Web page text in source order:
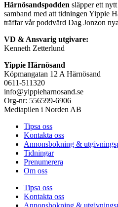
Härnösandspodden släpper ett
samband med att tidningen Yippie
träffar vår poddvärd Dag Jonzon
VD & Ansvarig utgivare:
Kenneth Zetterlund
Yippie Härnösand
Köpmangatan 12 A Härnösand
0611-511320
info@yippieharnosand.se
Org-nr: 556599-6906
Mediapilen i Norden AB
Tipsa oss
Kontakta oss
Annonsbokning &
Tidningar
Prenumerera
Om oss
Tipsa oss
Kontakta oss